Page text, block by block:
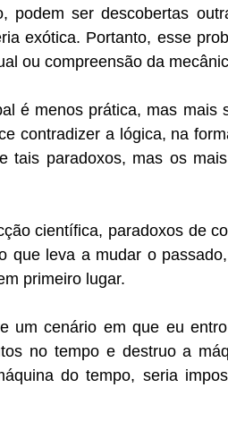
podem ser descobertas
exótica. Portanto, esse
ou compreensão da
é menos prática, mas mais
contradizer a lógica, na
tais paradoxos, mas os
científica, paradoxos de
que leva a mudar o
primeiro lugar.
um cenário em que eu
no tempo e destruo a
do tempo, seria